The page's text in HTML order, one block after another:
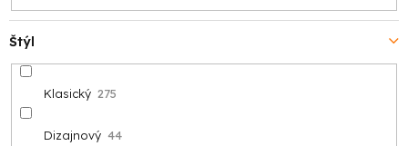
Štýl
Klasický 275
Dizajnový 44